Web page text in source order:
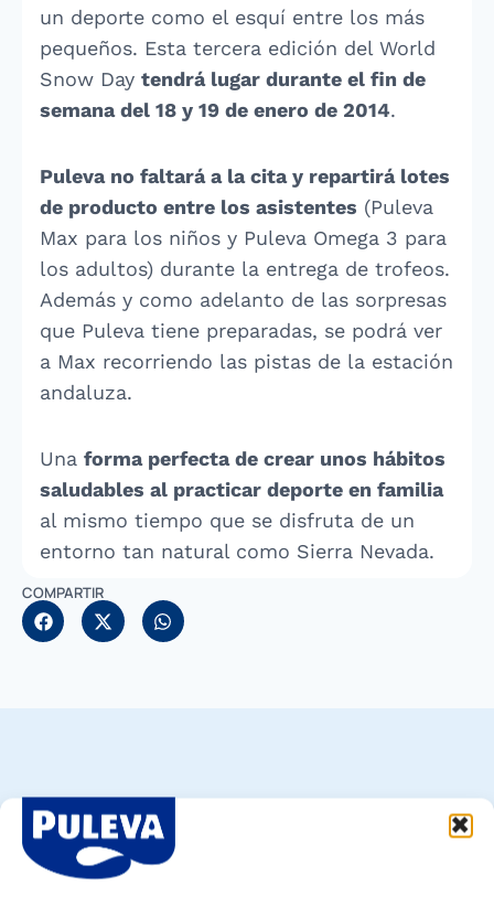
un deporte como el esquí entre los más
pequeños. Esta tercera edición del World
Snow Day tendrá lugar durante el fin de
semana del 18 y 19 de enero de 2014.
Puleva no faltará a la cita y repartirá lotes
de producto entre los asistentes (Puleva
Max para los niños y Puleva Omega 3 para
los adultos) durante la entrega de trofeos.
Además y como adelanto de las sorpresas
que Puleva tiene preparadas, se podrá ver
a Max recorriendo las pistas de la estación
andaluza.
Una forma perfecta de crear unos hábitos
saludables al practicar deporte en familia
al mismo tiempo que se disfruta de un
entorno tan natural como Sierra Nevada.
COMPARTIR
Encuentra tu Puleva ideal
Explora nuestra gama completa y descubre el
producto perfecto para cada momento de tu